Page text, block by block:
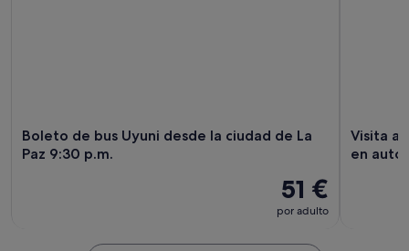
Boleto de bus Uyuni desde la ciudad de La
Paz 9:30 p.m.
51 €
por adulto
Visita a
en